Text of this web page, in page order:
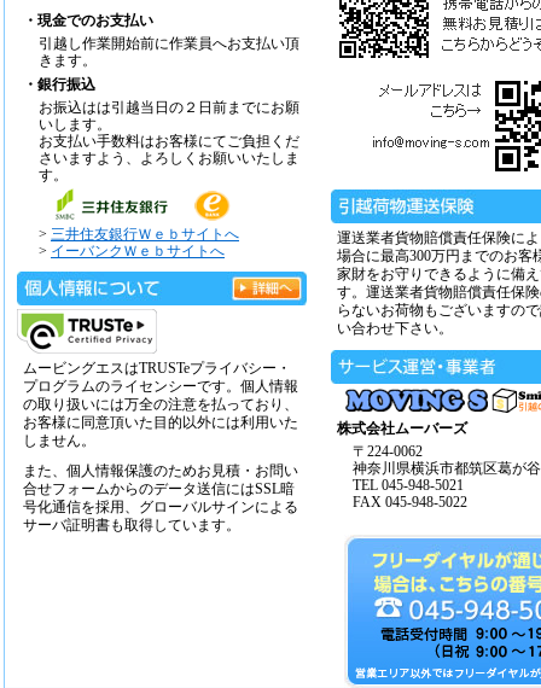
・現金でのお支払い
引越し作業開始前に作業員へお支払い頂
きます。
・銀行振込
お振込はは引越当日の２日前までにお願
いします。
お支払い手数料はお客様にてご負担くだ
さいますよう、よろしくお願いいたしま
す。
> 三井住友銀行Ｗｅｂサイトへ
> イーバンクＷｅｂサイトへ
ムービングエスはTRUSTeプライバシー・
プログラムのライセンシーです。個人情報
の取り扱いには万全の注意を払っており、
お客様に同意頂いた目的以外には利用いた
しません。
また、個人情報保護のためお見積・お問い
合せフォームからのデータ送信にはSSL暗
号化通信を採用、グローバルサインによる
サーバ証明書も取得しています。
運送業者貨物賠償責任保険に
場合に最高300万円までのお客
家財をお守りできるように備
す。運送業者貨物賠償責任保
らないお荷物もございますの
い合わせ下さい。
株式会社ムーバーズ
〒224-0062
神奈川県横浜市都筑区葛が
TEL 045-948-5021
FAX 045-948-5022